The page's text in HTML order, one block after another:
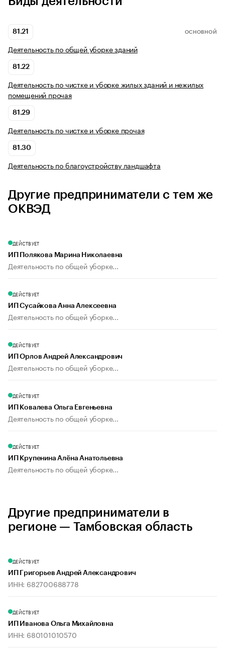
81.21 ОСНОВНОЙ
Деятельность по общей уборке зданий
81.22
Деятельность по чистке и уборке жилых зданий и нежилых
помещений прочая
81.29
Деятельность по чистке и уборке прочая
81.30
Деятельность по благоустройству ландшафта
Другие предприниматели с тем же
ОКВЭД
ДЕЙСТВУЕТ
ИП Полякова Марина Николаевна
Деятельность по общей уборке...
ДЕЙСТВУЕТ
ИП Сусайкова Анна Алексеевна
Деятельность по общей уборке...
ДЕЙСТВУЕТ
ИП Орлов Андрей Александрович
Деятельность по общей уборке...
ДЕЙСТВУЕТ
ИП Ковалева Ольга Евгеньевна
Деятельность по общей уборке...
ДЕЙСТВУЕТ
ИП Крупенина Алёна Анатольевна
Деятельность по общей уборке...
Другие предприниматели в
регионе — Тамбовская область
ДЕЙСТВУЕТ
ИП Григорьев Андрей Александрович
ИНН: 682700688778
ДЕЙСТВУЕТ
ИП Иванова Ольга Михайловна
ИНН: 680101010570